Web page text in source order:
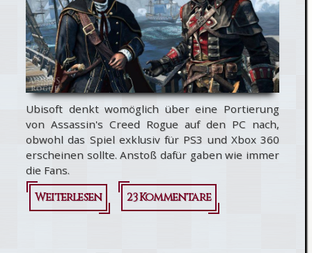
Ubisoft denkt womöglich über eine Portierung
von Assassin's Creed Rogue auf den PC nach,
obwohl das Spiel exklusiv für PS3 und Xbox 360
erscheinen sollte. Anstoß dafür gaben wie immer
die Fans.
Weiterlesen
über
23 Kommentare